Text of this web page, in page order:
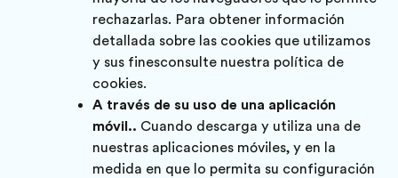
rechazarlas. Para obtener información
detallada sobre las cookies que utilizamos
y sus finesconsulte nuestra política de
cookies.
A través de su uso de una aplicación
móvil.. Cuando descarga y utiliza una de
nuestras aplicaciones móviles, y en la
medida en que lo permita su configuración